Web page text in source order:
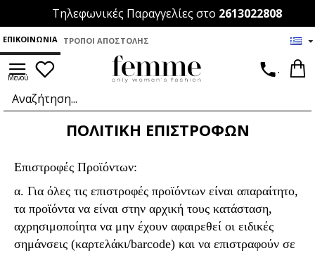
Τηλεφωνικές Παραγγελίες στο 2613022808
ΕΠΙΚΟΙΝΩΝΊΑ ΤΡΌΠΟΙ ΑΠΟΣΤΟΛΉΣ
.
ΠΟΛΙΤΙΚΉ ΕΠΙΣΤΡΟΦΏΝ
Επιστροφές Προϊόντων:
α. Για όλες τις επιστροφές προϊόντων είναι απαραίτητο,
τα προϊόντα να είναι στην αρχική τους κατάσταση,
αχρησιμοποίητα να μην έχουν αφαιρεθεί οι ειδικές
σημάνσεις (καρτελάκι/barcode) και να επιστραφούν σε